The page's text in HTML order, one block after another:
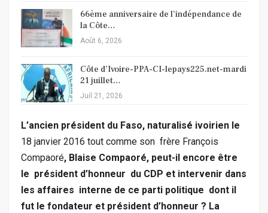
66ème anniversaire de l’indépendance de
la Côte…
Août 6, 2026
Côte d’Ivoire-PPA-CI-lepays225.net-mardi
21 juillet…
Juil 21, 2026
L’ancien président du Faso, naturalisé ivoirien le
18 janvier 2016 tout comme son frère François
Compaoré, Blaise Compaoré, peut-il encore être
le président d’honneur du CDP et intervenir dans
les affaires interne de ce parti politique dont il
fut le fondateur et président d’honneur ? La